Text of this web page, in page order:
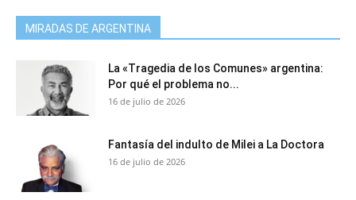
MIRADAS DE ARGENTINA
La «Tragedia de los Comunes» argentina:
Por qué el problema no...
16 de julio de 2026
Fantasía del indulto de Milei a La Doctora
16 de julio de 2026